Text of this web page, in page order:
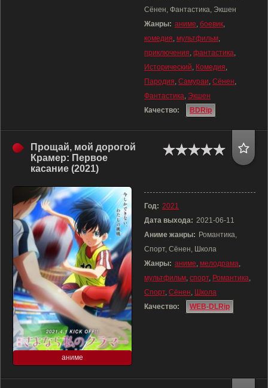
Сёнен, Фантастика, Экшен
Жанры: аниме, боевик,
комедия, мультфильм,
приключения, фантастика,
Исторический, Комедия,
Пародия, Самураи, Сёнен,
Фантастика, Экшен
Качество:
BDRip
Прощай, мой дорогой
Крамер: Первое
касание (2021)
аниме
Год: 2021
Дата выхода: 2021-06-11
Аниме жанры: Романтика,
Спорт, Сёнен, Школа
Жанры: аниме, мелодрама,
мультфильм, спорт, Романтика,
Спорт, Сёнен, Школа
Качество:
WEB-DLRip